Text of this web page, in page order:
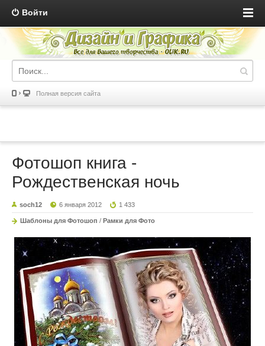
Войти
Полная версия сайта
Фотошоп книга -
Рождественская ночь
soch12 6 января 2012 1 433
Шаблоны для Фотошоп / Рамки для Фото